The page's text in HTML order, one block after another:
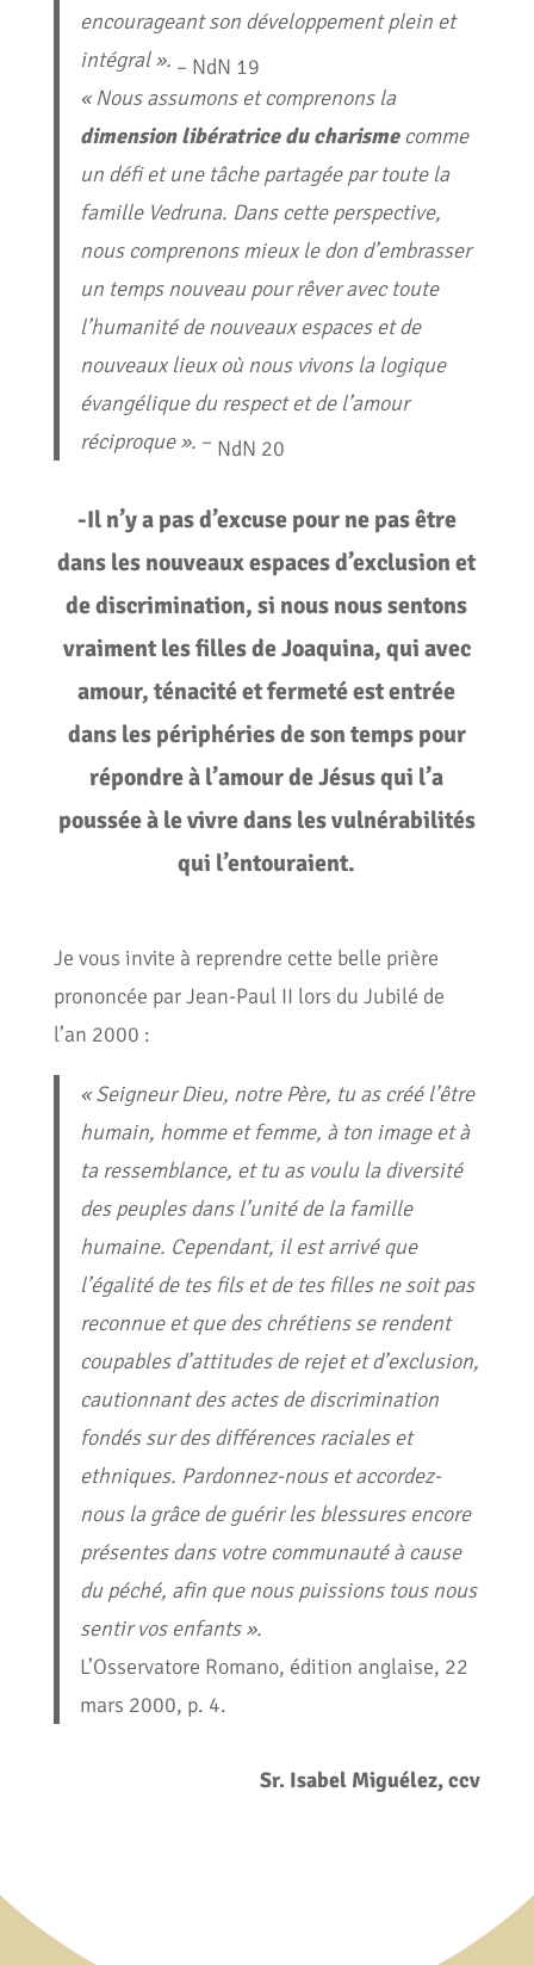
encourageant son développement plein et
intégral ». – NdN 19
« Nous assumons et comprenons la
dimension libératrice du charismecomme
un défi et une tâche partagée par toute la
famille Vedruna. Dans cette perspective,
nous comprenons mieux le don d’embrasser
un temps nouveau pour rêver avec toute
l’humanité de nouveaux espaces et de
nouveaux lieux où nous vivons la logique
évangélique du respect et de l’amour
réciproque ». – NdN 20
-Il n’y a pas d’excuse pour ne pas être
dans les nouveaux espaces d’exclusion et
de discrimination, si nous nous sentons
vraiment les filles de Joaquina, qui avec
amour, ténacité et fermeté est entrée
dans les périphéries de son temps pour
répondre à l’amour de Jésus qui l’a
poussée à le vivre dans les vulnérabilités
qui l’entouraient.
Je vous invite à reprendre cette belle prière
prononcée par Jean-Paul II lors du Jubilé de
l’an 2000 :
« Seigneur Dieu, notre Père, tu as créé l’être
humain, homme et femme, à ton image et à
ta ressemblance, et tu as voulu la diversité
des peuples dans l’unité de la famille
humaine. Cependant, il est arrivé que
l’égalité de tes fils et de tes filles ne soit pas
reconnue et que des chrétiens se rendent
coupables d’attitudes de rejet et d’exclusion,
cautionnant des actes de discrimination
fondés sur des différences raciales et
ethniques. Pardonnez-nous et accordez-
nous la grâce de guérir les blessures encore
présentes dans votre communauté à cause
du péché, afin que nous puissions tous nous
sentir vos enfants ».
L’Osservatore Romano, édition anglaise, 22
mars 2000, p. 4.
Sr. Isabel Miguélez, ccv